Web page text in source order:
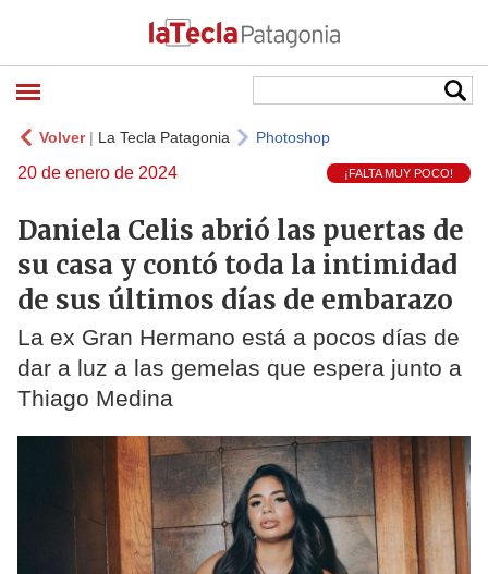
Volver| La Tecla Patagonia Photoshop
20 de enero de 2024 ¡FALTA MUY POCO!
Daniela Celis abrió las puertas de
su casa y contó toda la intimidad
de sus últimos días de embarazo
La ex Gran Hermano está a pocos días de
dar a luz a las gemelas que espera junto a
Thiago Medina